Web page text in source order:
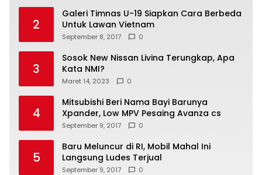
2
Galeri Timnas U-19 Siapkan Cara Berbeda
Untuk Lawan Vietnam
September 8, 2017 0
3
Sosok New Nissan Livina Terungkap, Apa
Kata NMI?
Maret 14, 2023 0
4
Mitsubishi Beri Nama Bayi Barunya
Xpander, Low MPV Pesaing Avanza cs
September 9, 2017 0
5
Baru Meluncur di RI, Mobil Mahal Ini
Langsung Ludes Terjual
September 9, 2017 0